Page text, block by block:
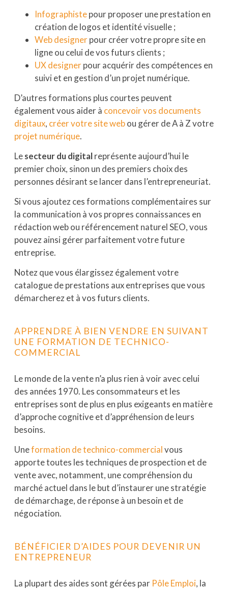
Infographistepour proposer une prestation en
création de logos et identité visuelle ;
Web designerpour créer votre propre site en
ligne ou celui de vos futurs clients ;
UX designerpour acquérir des compétences en
suivi et en gestion d’un projet numérique.
D’autres formations plus courtes peuvent
également vous aider à concevoir vos documents
digitaux, créer votre site webou gérer de A à Z votre
projet numérique.
Lesecteur du digitalreprésente aujourd’hui le
premier choix, sinon un des premiers choix des
personnes désirant se lancer dans l’entrepreneuriat.
Si vous ajoutez ces formations complémentaires sur
la communication à vos propres connaissances en
rédaction web ou référencement naturel SEO, vous
pouvez ainsi gérer parfaitement votre future
entreprise.
Notez que vous élargissez également votre
catalogue de prestations aux entreprises que vous
démarcherez et à vos futurs clients.
APPRENDRE À BIEN VENDRE EN SUIVANT
UNE FORMATION DE TECHNICO-
COMMERCIAL
Le monde de la vente n’a plus rien à voir avec celui
des années 1970. Les consommateurs et les
entreprises sont de plus en plus exigeants en matière
d’approche cognitive et d’appréhension de leurs
besoins.
Uneformation de technico-commercialvous
apporte toutes les techniques de prospection et de
vente avec, notamment, une compréhension du
marché actuel dans le but d’instaurer une stratégie
de démarchage, de réponse à un besoin et de
négociation.
BÉNÉFICIER D’AIDES POUR DEVENIR UN
ENTREPRENEUR
La plupart des aides sont gérées par Pôle Emploi, la